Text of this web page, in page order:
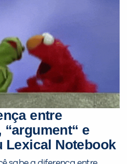
entre
“ e
Lexical Notebook